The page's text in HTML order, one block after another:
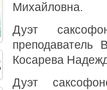
Михайловна.
Дуэт
преподаватель
Косарева
Дуэт